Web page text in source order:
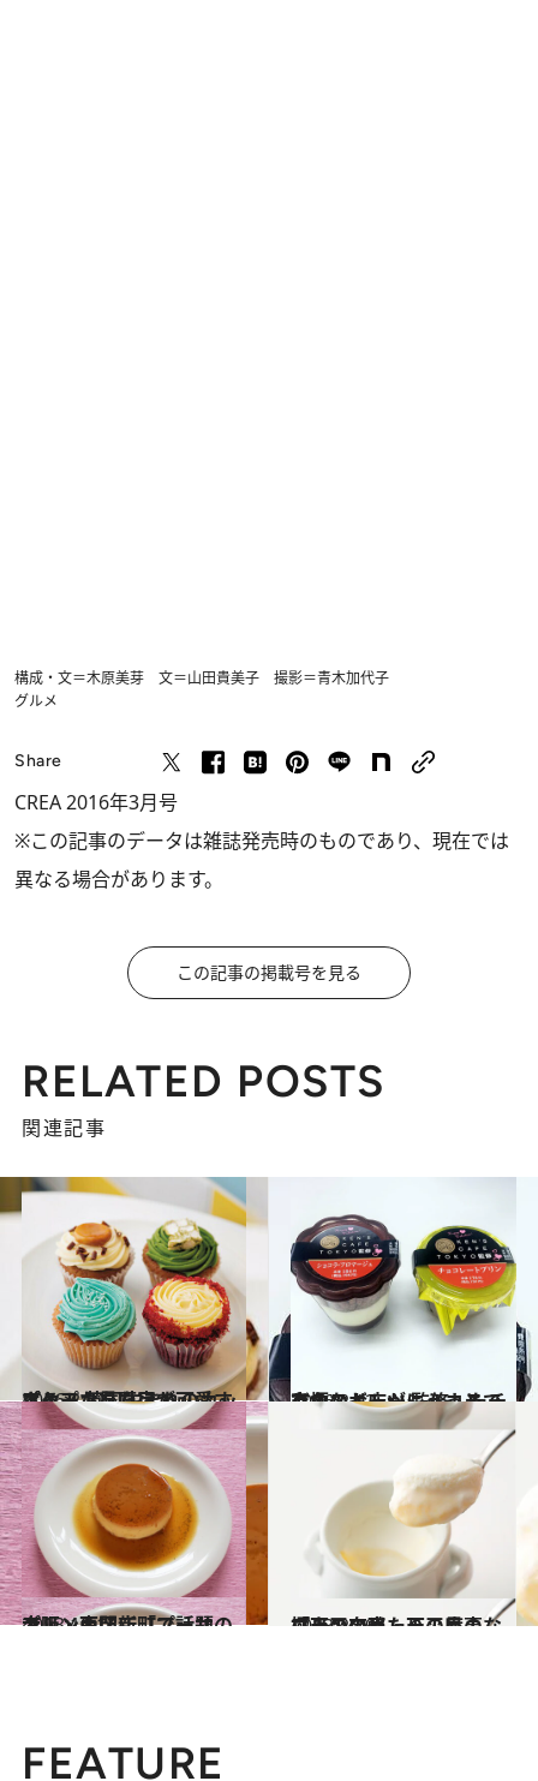
構成・文＝木原美芽 文＝山田貴美子 撮影＝青木加代子
グルメ
Share
CREA 2016年3月号
※この記事のデータは雑誌発売時のものであり、現在では
異なる場合があります。
この記事の掲載号を見る
RELATED POSTS
関連記事
2016.2.21
ポップな見た目が可愛すぎる！ 英国生まれのカップケーキを原宿で
グルメ 2016.2.12
究極のガトーショコラで有名なお店が 監修したチョコスイーツにうっとり！
グルメ
2013.10.13
大阪・西区新町で話題のプリン専門店「プーサン」
グルメ 2013.2.19
極上の口当たりの見事なプリン奈良・天平庵の「天平の酪」
グルメ
FEATURE